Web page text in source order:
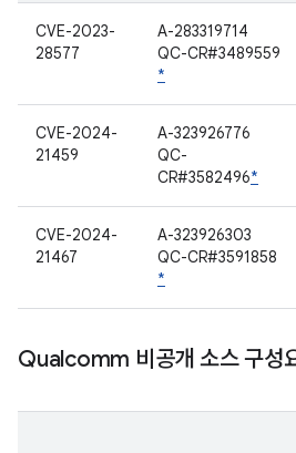
CVE-2023-
28577
A-283319714
QC-CR#3489559
*
CVE-2024-
21459
A-323926776
QC-
CR#3582496*
CVE-2024-
21467
A-323926303
QC-CR#3591858
*
Qualcomm 비공개 소스 구성